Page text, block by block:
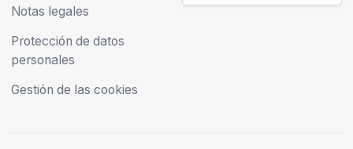
Notas legales
Protección de datos
personales
Gestión de las cookies